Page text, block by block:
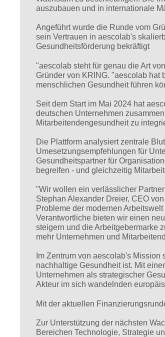
auszubauen und in internationale
Angeführt wurde die Runde vom
sein Vertrauen in aescolab's
Gesundheitsförderung bekräftigt
"aescolab steht für genau die Art
Gründer von KRING. "aescolab hat
menschlichen Gesundheit führen
Seit dem Start im Mai 2024 hat
deutschen Unternehmen
Mitarbeitendengesundheit zu
Die Plattform analysiert zentrale
Umesetzungsempfehlungen für
Gesundheitspartner für
begreifen - und gleichzeitig
"Wir wollen ein verlässlicher
Stephan Alexander Dreier, CEO
Probleme der modernen
Verantwortliche bieten wir einen
steigern und die Arbeitgebermarke
mehr Unternehmen und
Im Zentrum von aescolab's
nachhaltige Gesundheit ist. Mit
Unternehmen als strategischer
Akteur im sich wandelnden
Mit der aktuellen
Zur Unterstützung der nächsten
Bereichen Technologie, Strategie